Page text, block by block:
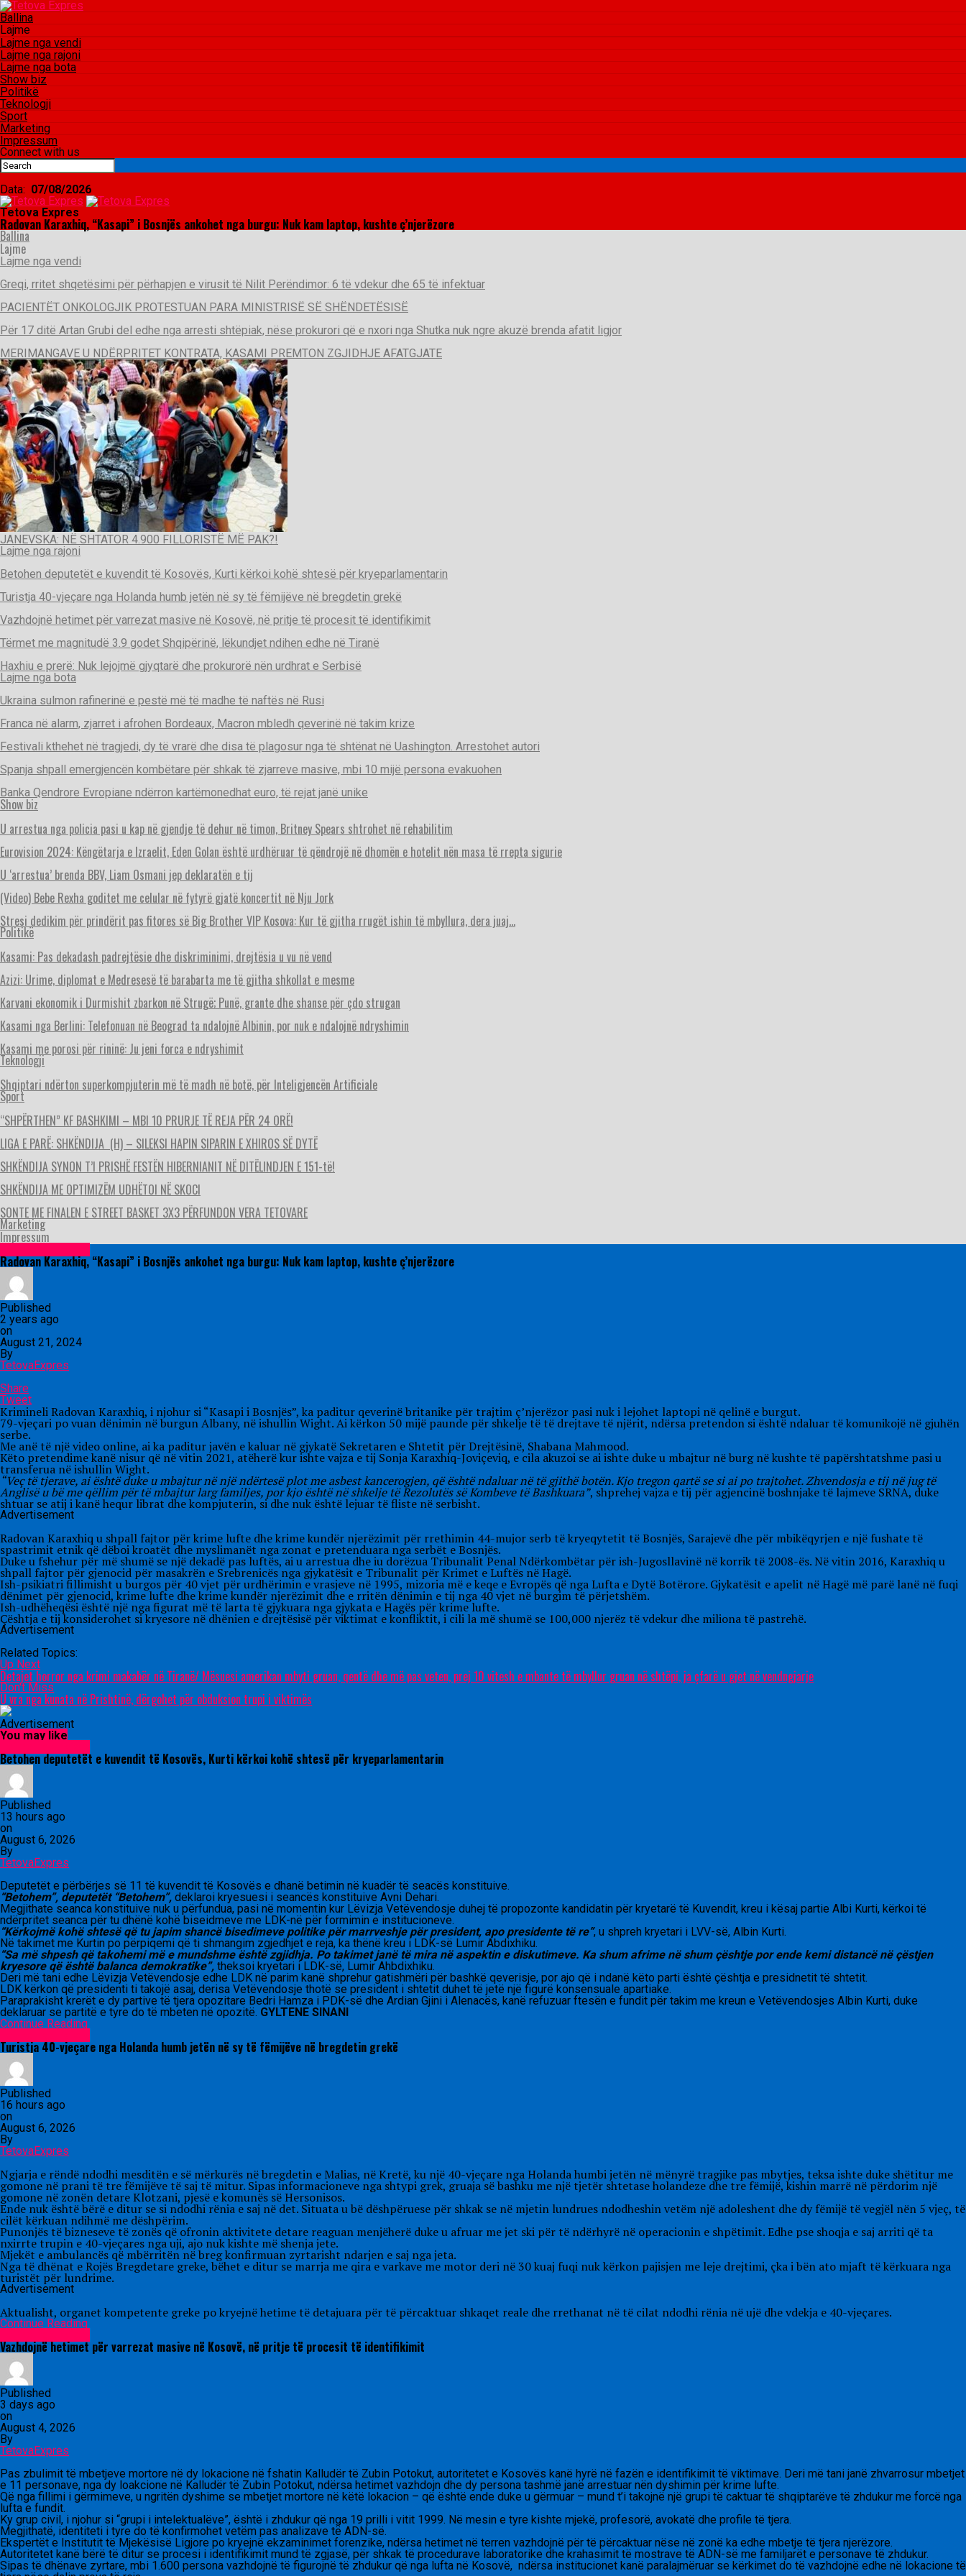
Ballina
Lajme
Lajme nga vendi
Lajme nga rajoni
Lajme nga bota
Show biz
Politikë
Teknologji
Sport
Marketing
Impressum
Connect with us
Data: 07/08/2026
Tetova Expres
Radovan Karaxhiq, “Kasapi” i Bosnjës ankohet nga burgu: Nuk kam laptop, kushte ç’njerëzore
Ballina
Lajme
Lajme nga vendi
Greqi, rritet shqetësimi për përhapjen e virusit të Nilit Perëndimor: 6 të vdekur dhe 65 të infektuar
PACIENTËT ONKOLOGJIK PROTESTUAN PARA MINISTRISË SË SHËNDETËSISË
Për 17 ditë Artan Grubi del edhe nga arresti shtëpiak, nëse prokurori që e nxori nga Shutka nuk ngre akuzë brenda afatit ligjor
MERIMANGAVE U NDËRPRITET KONTRATA, KASAMI PREMTON ZGJIDHJE AFATGJATE
JANEVSKA: NË SHTATOR 4.900 FILLORISTË MË PAK?!
Lajme nga rajoni
Betohen deputetët e kuvendit të Kosovës, Kurti kërkoi kohë shtesë për kryeparlamentarin
Turistja 40-vjeçare nga Holanda humb jetën në sy të fëmijëve në bregdetin grekë
Vazhdojnë hetimet për varrezat masive në Kosovë, në pritje të procesit të identifikimit
Tërmet me magnitudë 3.9 godet Shqipërinë, lëkundjet ndihen edhe në Tiranë
Haxhiu e prerë: Nuk lejojmë gjyqtarë dhe prokurorë nën urdhrat e Serbisë
Lajme nga bota
Ukraina sulmon rafinerinë e pestë më të madhe të naftës në Rusi
Franca në alarm, zjarret i afrohen Bordeaux, Macron mbledh qeverinë në takim krize
Festivali kthehet në tragjedi, dy të vrarë dhe disa të plagosur nga të shtënat në Uashington. Arrestohet autori
Spanja shpall emergjencën kombëtare për shkak të zjarreve masive, mbi 10 mijë persona evakuohen
Banka Qendrore Evropiane ndërron kartëmonedhat euro, të rejat janë unike
Show biz
U arrestua nga policia pasi u kap në gjendje të dehur në timon, Britney Spears shtrohet në rehabilitim
Eurovision 2024: Këngëtarja e Izraelit, Eden Golan është urdhëruar të qëndrojë në dhomën e hotelit nën masa të rrepta sigurie
U ‘arrestua’ brenda BBV, Liam Osmani jep deklaratën e tij
(Video) Bebe Rexha goditet me celular në fytyrë gjatë koncertit në Nju Jork
Stresi dedikim për prindërit pas fitores së Big Brother VIP Kosova: Kur të gjitha rrugët ishin të mbyllura, dera juaj…
Politikë
Kasami: Pas dekadash padrejtësie dhe diskriminimi, drejtësia u vu në vend
Azizi: Urime, diplomat e Medresesë të barabarta me të gjitha shkollat e mesme
Karvani ekonomik i Durmishit zbarkon në Strugë; Punë, grante dhe shanse për çdo strugan
Kasami nga Berlini: Telefonuan në Beograd ta ndalojnë Albinin, por nuk e ndalojnë ndryshimin
Kasami me porosi për rininë: Ju jeni forca e ndryshimit
Teknologji
Shqiptari ndërton superkompjuterin më të madh në botë, për Inteligjencën Artificiale
Sport
“SHPËRTHEN” KF BASHKIMI – MBI 10 PRURJE TË REJA PËR 24 ORË!
LIGA E PARË: SHKËNDIJA (H) – SILEKSI HAPIN SIPARIN E XHIROS SË DYTË
SHKËNDIJA SYNON T’I PRISHË FESTËN HIBERNIANIT NË DITËLINDJEN E 151-të!
SHKËNDIJA ME OPTIMIZËM UDHËTOI NË SKOCI
SONTE ME FINALEN E STREET BASKET 3X3 PËRFUNDON VERA TETOVARE
Marketing
Impressum
Radovan Karaxhiq, “Kasapi” i Bosnjës ankohet nga burgu: Nuk kam laptop, kushte ç’njerëzore
Published
2 years ago
on
August 21, 2024
By
TetovaExpres
Share
Tweet
Krimineli Radovan Karaxhiq, i njohur si “Kasapi i Bosnjës”, ka paditur qeverinë britanike për trajtim ç’njerëzor pasi nuk i lejohet laptopi në qelinë e burgut.
79-vjeçari po vuan dënimin në burgun Albany, në ishullin Wight. Ai kërkon 50 mijë paunde për shkelje të të drejtave të njërit, ndërsa pretendon si është ndaluar të komunikojë në gjuhën
serbe.
Me anë të një video online, ai ka paditur javën e kaluar në gjykatë Sekretaren e Shtetit për Drejtësinë, Shabana Mahmood.
Këto pretendime kanë nisur që në vitin 2021, atëherë kur ishte vajza e tij Sonja Karaxhiq-Joviçeviq, e cila akuzoi se ai ishte duke u mbajtur në burg në kushte të papërshtatshme pasi u
transferua në ishullin Wight.
“Veç të tjerave, ai është duke u mbajtur në një ndërtesë plot me asbest kancerogjen, që është ndaluar në të gjithë botën. Kjo tregon qartë se si ai po trajtohet. Zhvendosja e tij në jug të
Anglisë u bë me qëllim për të mbajtur larg familjes, por kjo është në shkelje të Rezolutës së Kombeve të Bashkuara”, shprehej vajza e tij për agjencinë boshnjake të lajmeve SRNA, duke
shtuar se atij i kanë hequr librat dhe kompjuterin, si dhe nuk është lejuar të fliste në serbisht.
Advertisement
Radovan Karaxhiq u shpall fajtor për krime lufte dhe krime kundër njerëzimit për rrethimin 44-mujor serb të kryeqytetit të Bosnjës, Sarajevë dhe për mbikëqyrjen e një fushate të
spastrimit etnik që dëboi kroatët dhe myslimanët nga zonat e pretenduara nga serbët e Bosnjës.
Duke u fshehur për më shumë se një dekadë pas luftës, ai u arrestua dhe iu dorëzua Tribunalit Penal Ndërkombëtar për ish-Jugosllavinë në korrik të 2008-ës. Në vitin 2016, Karaxhiq u
shpall fajtor për gjenocid për masakrën e Srebrenicës nga gjykatësit e Tribunalit për Krimet e Luftës në Hagë.
Ish-psikiatri fillimisht u burgos për 40 vjet për urdhërimin e vrasjeve në 1995, mizoria më e keqe e Evropës që nga Lufta e Dytë Botërore. Gjykatësit e apelit në Hagë më parë lanë në fuqi
dënimet për gjenocid, krime lufte dhe krime kundër njerëzimit dhe e rritën dënimin e tij nga 40 vjet në burgim të përjetshëm.
Ish-udhëheqësi është një nga figurat më të larta të gjykuara nga gjykata e Hagës për krime lufte.
Çështja e tij konsiderohet si kryesore në dhënien e drejtësisë për viktimat e konfliktit, i cili la më shumë se 100,000 njerëz të vdekur dhe miliona të pastrehë.
Advertisement
Related Topics:
Up Next
Detajet horror nga krimi makabër në Tiranë/ Mësuesi amerikan mbyti gruan, qentë dhe më pas veten, prej 10 vitesh e mbante të mbyllur gruan në shtëpi, ja çfarë u gjet në vendngjarje
Don't Miss
U vra nga kunata në Prishtinë, dërgohet për obduksion trupi i viktimës
Advertisement
You may like
Betohen deputetët e kuvendit të Kosovës, Kurti kërkoi kohë shtesë për kryeparlamentarin
Published
13 hours ago
on
August 6, 2026
By
TetovaExpres
Deputetët e përbërjes së 11 të kuvendit të Kosovës e dhanë betimin në kuadër të seacës konstituive.
“Betohem”, deputetët “Betohem”, deklaroi kryesuesi i seancës konstituive Avni Dehari.
Megjithate seanca konstituive nuk u përfundua, pasi në momentin kur Lëvizja Vetëvendosje duhej të propozonte kandidatin për kryetarë të Kuvendit, kreu i kësaj partie Albi Kurti, kërkoi të
ndërpritet seanca për tu dhënë kohë biseidmeve me LDK-në për formimin e institucioneve.
“Kërkojmë kohë shtesë që tu japim shancë bisedimeve politike për marrveshje për president, apo presidente të re”, u shpreh kryetari i LVV-së, Albin Kurti.
Në takimet me Kurtin po përpiqemi që ti shmangim zgjedhjet e reja, ka thënë kreu i LDK-së Lumir Abdixhiku.
“Sa më shpesh që takohemi më e mundshme është zgjidhja. Po takimet janë të mira në aspektin e diskutimeve. Ka shum afrime në shum çështje por ende kemi distancë në çëstjen
kryesore që është balanca demokratike”, theksoi kryetari i LDK-së, Lumir Ahbdixhiku.
Deri më tani edhe Lëvizja Vetëvendosje edhe LDK në parim kanë shprehur gatishmëri për bashkë qeverisje, por ajo që i ndanë këto parti është çështja e presidnetit të shtetit.
LDK kërkon që presidenti ti takojë asaj, derisa Vetëvendosje thotë se president i shtetit duhet të jetë një figurë konsensuale apartiake.
Paraprakisht krerët e dy partive të tjera opozitare Bedri Hamza i PDK-së dhe Ardian Gjini i Alenacës, kanë refuzuar ftesën e fundit për takim me kreun e Vetëvendosjes Albin Kurti, duke
deklaruar se partitë e tyre do të mbeten në opozitë. GYLTENE SINANI
Continue Reading
Turistja 40-vjeçare nga Holanda humb jetën në sy të fëmijëve në bregdetin grekë
Published
16 hours ago
on
August 6, 2026
By
TetovaExpres
Ngjarja e rëndë ndodhi mesditën e së mërkurës në bregdetin e Malias, në Kretë, ku një 40-vjeçare nga Holanda humbi jetën në mënyrë tragjike pas mbytjes, teksa ishte duke shëtitur me
gomone në prani të tre fëmijëve të saj të mitur. Sipas informacioneve nga shtypi grek, gruaja së bashku me një tjetër shtetase holandeze dhe tre fëmijë, kishin marrë në përdorim një
gomone në zonën detare Klotzani, pjesë e komunës së Hersonisos.
Ende nuk është bërë e ditur se si ndodhi rënia e saj në det. Situata u bë dëshpëruese për shkak se në mjetin lundrues ndodheshin vetëm një adoleshent dhe dy fëmijë të vegjël nën 5 vjeç, të
cilët kërkuan ndihmë me dëshpërim.
Punonjës të bizneseve të zonës që ofronin aktivitete detare reaguan menjëherë duke u afruar me jet ski për të ndërhyrë në operacionin e shpëtimit. Edhe pse shoqja e saj arriti që ta
nxirrte trupin e 40-vjeçares nga uji, ajo nuk kishte më shenja jete.
Mjekët e ambulancës që mbërritën në breg konfirmuan zyrtarisht ndarjen e saj nga jeta.
Nga të dhënat e Rojës Bregdetare greke, bëhet e ditur se marrja me qira e varkave me motor deri në 30 kuaj fuqi nuk kërkon pajisjen me leje drejtimi, çka i bën ato mjaft të kërkuara nga
turistët për lundrime.
Advertisement
Aktualisht, organet kompetente greke po kryejnë hetime të detajuara për të përcaktuar shkaqet reale dhe rrethanat në të cilat ndodhi rënia në ujë dhe vdekja e 40-vjeçares.
Continue Reading
Vazhdojnë hetimet për varrezat masive në Kosovë, në pritje të procesit të identifikimit
Published
3 days ago
on
August 4, 2026
By
TetovaExpres
Pas zbulimit të mbetjeve mortore në dy lokacione në fshatin Kalludër të Zubin Potokut, autoritetet e Kosovës kanë hyrë në fazën e identifikimit të viktimave. Deri më tani janë zhvarrosur mbetjet
e 11 personave, nga dy loakcione në Kalludër të Zubin Potokut, ndërsa hetimet vazhdojn dhe dy persona tashmë janë arrestuar nën dyshimin për krime lufte.
Që nga fillimi i gërmimeve, u ngritën dyshime se mbetjet mortore në këtë lokacion – që është ende duke u gërmuar – mund t’i takojnë një grupi të caktuar të shqiptarëve të zhdukur me forcë nga
lufta e fundit.
Ky grup civil, i njohur si “grupi i intelektualëve”, është i zhdukur që nga 19 prilli i vitit 1999. Në mesin e tyre kishte mjekë, profesorë, avokatë dhe profile të tjera.
Megjithatë, identiteti i tyre do të konfirmohet vetëm pas analizave të ADN-së.
Ekspertët e Institutit të Mjekësisë Ligjore po kryejnë ekzaminimet forenzike, ndërsa hetimet në terren vazhdojnë për të përcaktuar nëse në zonë ka edhe mbetje të tjera njerëzore.
Autoritetet kanë bërë të ditur se procesi i identifikimit mund të zgjasë, për shkak të procedurave laboratorike dhe krahasimit të mostrave të ADN-së me familjarët e personave të zhdukur.
Sipas të dhënave zyrtare, mbi 1.600 persona vazhdojnë të figurojnë të zhdukur që nga lufta në Kosovë, ndërsa institucionet kanë paralajmëruar se kërkimet do të vazhdojnë edhe në lokacione të